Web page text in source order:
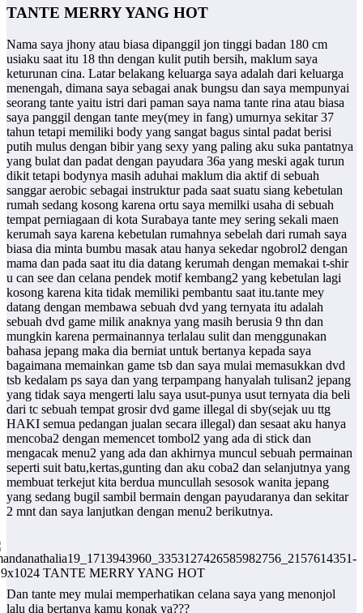
TANTE MERRY YANG HOT
Nama saya jhony atau biasa dipanggil jon tinggi badan 180 cm
usiaku saat itu 18 thn dengan kulit putih bersih, maklum saya
keturunan cina. Latar belakang keluarga saya adalah dari keluarga
menengah, dimana saya sebagai anak bungsu dan saya mempunyai
seorang tante yaitu istri dari paman saya nama tante rina atau biasa
saya panggil dengan tante mey(mey in fang) umurnya sekitar 37
tahun tetapi memiliki body yang sangat bagus sintal padat berisi
putih mulus dengan bibir yang sexy yang paling aku suka pantatnya
yang bulat dan padat dengan payudara 36a yang meski agak turun
dikit tetapi bodynya masih aduhai maklum dia aktif di sebuah
sanggar aerobic sebagai instruktur pada saat suatu siang kebetulan
rumah sedang kosong karena ortu saya memilki usaha di sebuah
tempat perniagaan di kota Surabaya tante mey sering sekali maen
kerumah saya karena kebetulan rumahnya sebelah dari rumah saya
biasa dia minta bumbu masak atau hanya sekedar ngobrol2 dengan
mama dan pada saat itu dia datang kerumah dengan memakai t-shir
u can see dan celana pendek motif kembang2 yang kebetulan lagi
kosong karena kita tidak memiliki pembantu saat itu.tante mey
datang dengan membawa sebuah dvd yang ternyata itu adalah
sebuah dvd game milik anaknya yang masih berusia 9 thn dan
mungkin karena permainannya terlalau sulit dan menggunakan
bahasa jepang maka dia berniat untuk bertanya kepada saya
bagaimana memainkan game tsb dan saya mulai memasukkan dvd
tsb kedalam ps saya dan yang terpampang hanyalah tulisan2 jepang
yang tidak saya mengerti lalu saya usut-punya usut ternyata dia beli
dari tc sebuah tempat grosir dvd game illegal di sby(sejak uu ttg
HAKI semua pedangan jualan secara illegal) dan sesaat aku hanya
mencoba2 dengan memencet tombol2 yang ada di stick dan
mengacak menu2 yang ada dan akhirnya muncul sebuah permainan
seperti suit batu,kertas,gunting dan aku coba2 dan selanjutnya yang
membuat terkejut kita berdua muncullah sesosok wanita jepang
yang sedang bugil sambil bermain dengan payudaranya dan sekitar
2 mnt dan saya lanjutkan dengan menu2 berikutnya.
Dan tante mey mulai memperhatikan celana saya yang menonjol
lalu dia bertanya kamu konak ya???